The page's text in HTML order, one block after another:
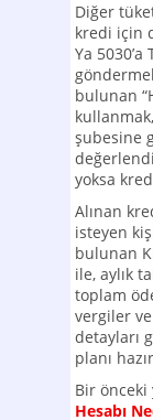
Diğer
kredi için
Ya 5030’a
bulunan
şubesine
yoksa
Alınan
isteyen
bulunan
ile, aylık
toplam
vergiler
detayları
planı
Bir önceki
Hesabı